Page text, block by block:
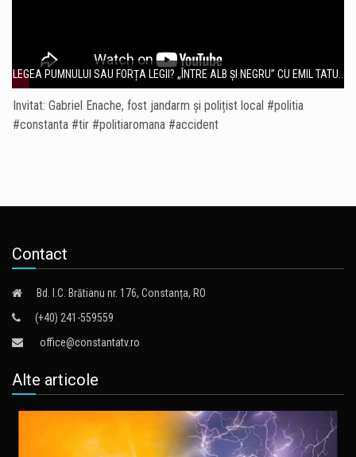
LEGEA PUMNULUI SAU FORȚA LEGII? „ÎNTRE ALB ȘI NEGRU” CU EMIL TATU...
Invitat: Gabriel Enache, fost jandarm și polițist local #politia
#constanta #tir #politiaromana #accident
Contact
Bd. I.C. Brătianu nr. 176, Constanța, RO
(+40) 241-559559
office@constantatv.ro
Alte articole